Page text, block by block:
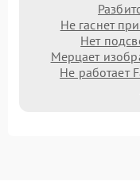
Не гаснет
Нет
Мерцает
Не работает